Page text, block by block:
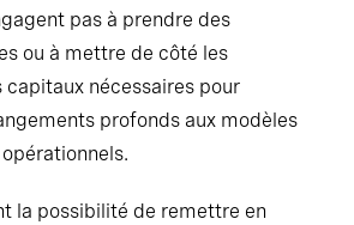
pas à prendre des
ou à mettre de côté les
capitaux nécessaires pour
profonds aux modèles
la possibilité de remettre en